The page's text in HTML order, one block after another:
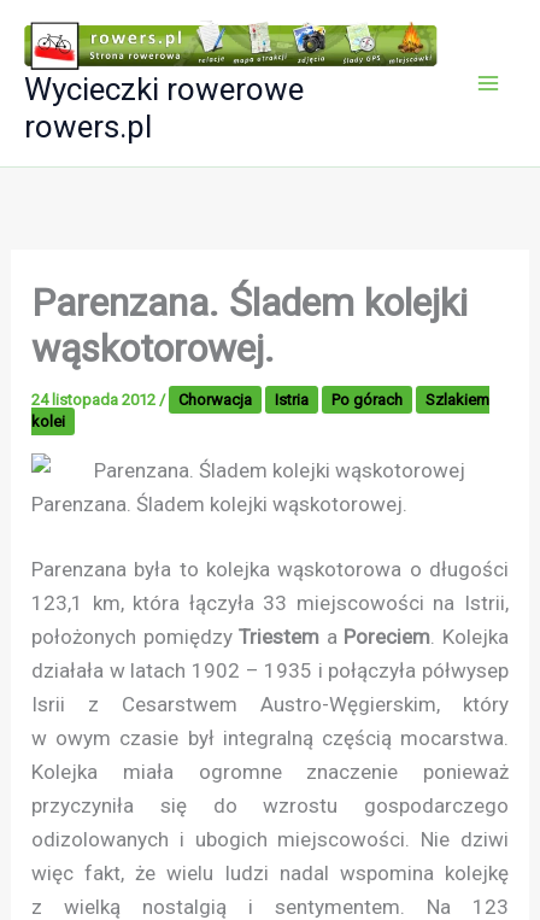
Przejdź
treściWycieczki rowerowe
rowers.pl
Parenzana. Śladem kolejki
wąskotorowej.
24 listopada 2012/ Chorwacja Istria Po górach
Szlakiem
kolei
Parenzana. Śladem kolejki wąskotorowej.
Parenzana była to kolejka wąskotorowa o długości
123,1 km, która łączyła 33 miejscowości na Istrii,
położonych pomiędzyTriestem a Poreciem . Kolejka
działała w latach 1902 – 1935 i połączyła półwysep
Isrii z Cesarstwem Austro-Węgierskim, który
w owym czasie był integralną częścią mocarstwa.
Kolejka miała ogromne znaczenie ponieważ
przyczyniła się do wzrostu gospodarczego
odizolowanych i ubogich miejscowości. Nie dziwi
więc fakt, że wielu ludzi nadal wspomina kolejkę
z wielką nostalgią i sentymentem. Na 123